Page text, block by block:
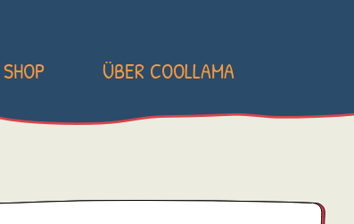
SHOP ÜBER COOLLAMA